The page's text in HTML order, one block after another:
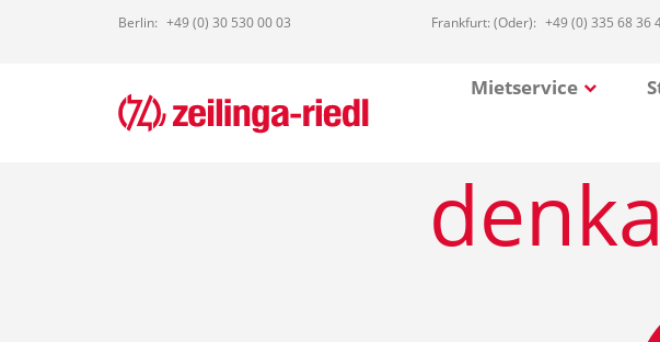
Berlin: +49 (0) 30 530 00 03 Frankfurt: (Oder): +49 (0) 335 68 36
Mietservice